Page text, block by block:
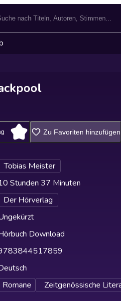
Zu Favoriten hinzufügen
Tobias Meister
Stunden 37 Minuten
Der Hörverlag
Download
Romane Zeitgenössische